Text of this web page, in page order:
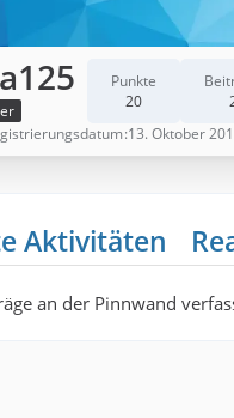
Punkte
20
13. Oktober
Aktivitäten
an der Pinnwand